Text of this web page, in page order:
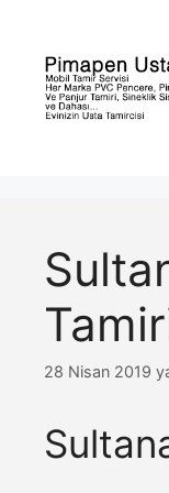
28 Nisan 2019